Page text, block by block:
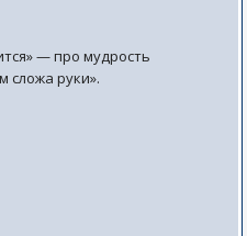
— про мудрость
сложа руки».